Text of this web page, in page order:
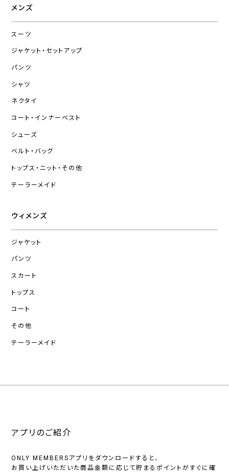
メンズ
スーツ
ジャケット・セットアップ
パンツ
シャツ
ネクタイ
コート・インナーベスト
シューズ
ベルト・バッグ
トップス・ニット・その他
テーラーメイド
ウィメンズ
ジャケット
パンツ
スカート
トップス
コート
その他
テーラーメイド
アプリのご紹介
ONLY MEMBERSアプリをダウンロードすると、
お買い上げいただいた商品金額に応じて貯まるポイントがすぐに確